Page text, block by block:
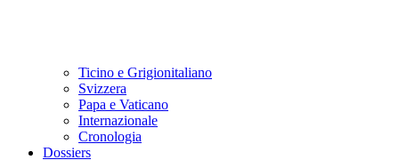
Ticino e Grigionitaliano
Svizzera
Papa e Vaticano
Internazionale
Cronologia
Dossiers